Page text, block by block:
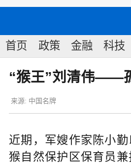
首页 政策 金融 科技
“猴王”刘清伟——
来源: 中国名牌
近期，军嫂作家陈小
猴自然保护区保育员